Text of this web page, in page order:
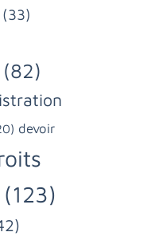
(33)
(82)
devoir
(123)